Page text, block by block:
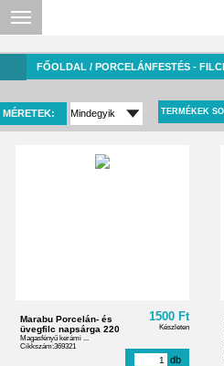
FŐOLDAL / PORCELÁNFESTÉS -
MÉRETEK: TERMÉKEK
Marabu Porcelán- és
üvegfilc napsárga 220
Magasfényű kerámi ...
Cikkszám:369321
1500 Ft
Készleten
db